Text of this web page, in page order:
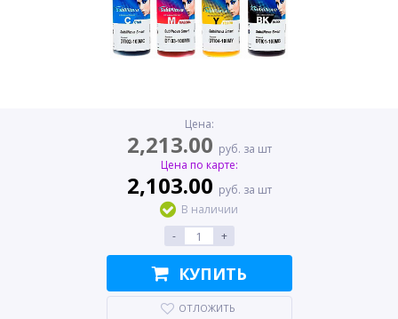
Цена:
2,213.00 руб. за шт
Цена по карте:
2,103.00 руб. за шт
В наличии
-
+
КУПИТЬ
ОТЛОЖИТЬ